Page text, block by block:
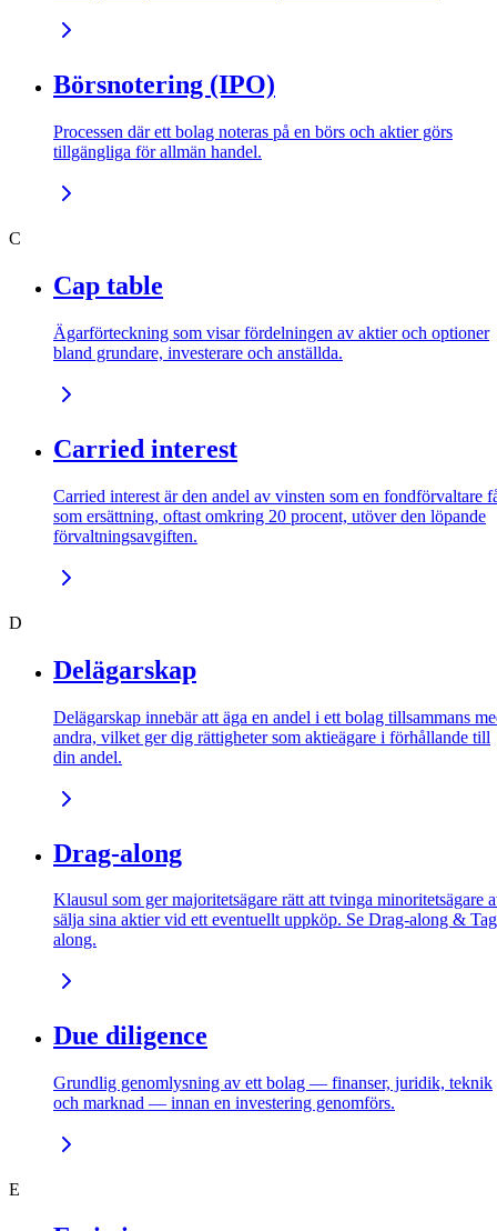
Börsnotering (IPO)
Processen där ett bolag noteras på en börs och aktier görs
tillgängliga för allmän handel.
C
Cap table
Ägarförteckning som visar fördelningen av aktier och optioner
bland grundare, investerare och anställda.
Carried interest
Carried interest är den andel av vinsten som en fondförvaltare
som ersättning, oftast omkring 20 procent, utöver den löpande
förvaltningsavgiften.
D
Delägarskap
Delägarskap innebär att äga en andel i ett bolag tillsammans
andra, vilket ger dig rättigheter som aktieägare i förhållande till
din andel.
Drag-along
Klausul som ger majoritetsägare rätt att tvinga minoritetsägare
sälja sina aktier vid ett eventuellt uppköp. Se Drag-along &
along.
Due diligence
Grundlig genomlysning av ett bolag — finanser, juridik, teknik
och marknad — innan en investering genomförs.
E